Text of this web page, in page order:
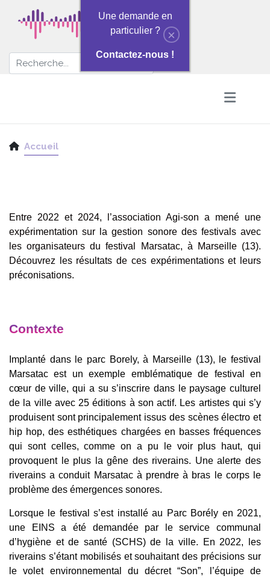
Accueil
Entre 2022 et 2024, l’association Agi-son a mené une
expérimentation sur la gestion sonore des festivals avec
les organisateurs du festival Marsatac, à Marseille (13).
Découvrez les résultats de ces expérimentations et leurs
préconisations.
Contexte
Implanté dans le parc Borely, à Marseille (13), le festival
Marsatac est un exemple emblématique de festival en
cœur de ville, qui a su s’inscrire dans le paysage culturel
de la ville avec 25 éditions à son actif. Les artistes qui s’y
produisent sont principalement issus des scènes électro et
hip hop, des esthétiques chargées en basses fréquences
qui sont celles, comme on a pu le voir plus haut, qui
provoquent le plus la gêne des riverains. Une alerte des
riverains a conduit Marsatac à prendre à bras le corps le
problème des émergences sonores.
Lorsque le festival s’est installé au Parc Borély en 2021,
une EINS a été demandée par le service communal
d’hygiène et de santé (SCHS) de la ville. En 2022, les
riverains s’étant mobilisés et souhaitant des précisions sur
le volet environnemental du décret “Son”, l’équipe de
×
Une demande en
particulier ?
Contactez-nous !